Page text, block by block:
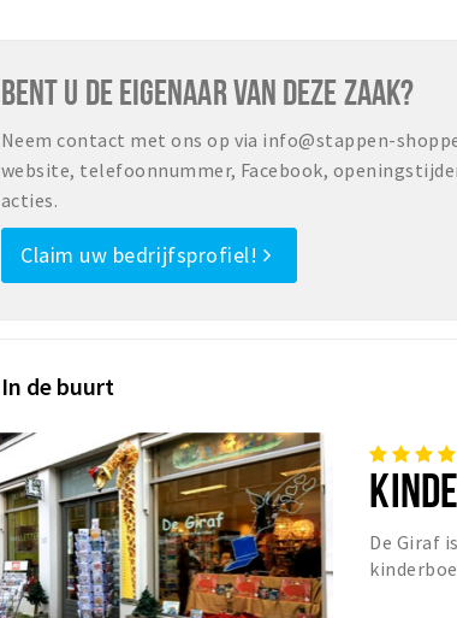
BENT U DE EIGENAAR VAN DEZE ZAAK?
Neem contact met ons op via info@stappen-
website, telefoonnummer, Facebook,
acties.
Claim uw bedrijfsprofiel!
In de buurt
De Giraf